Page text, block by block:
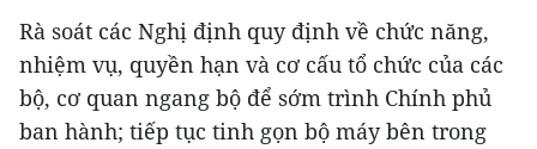
Rà soát các Nghị định quy định về chức năng,
nhiệm vụ, quyền hạn và cơ cấu tổ chức của các
bộ, cơ quan ngang bộ để sớm trình Chính phủ
ban hành; tiếp tục tinh gọn bộ máy bên trong